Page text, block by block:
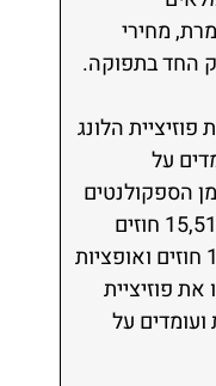
הלונג
הלונג ב-15,518 חוזים
122,356 חוזים ואופציות
על